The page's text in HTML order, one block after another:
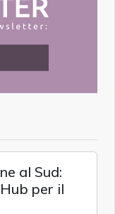
al Sud:
per il